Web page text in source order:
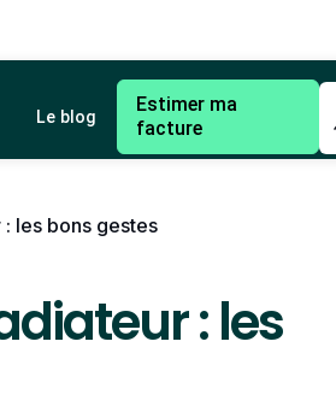
Le blog
Estimer ma
facture
les bons gestes
: les